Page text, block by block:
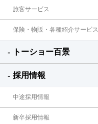
旅客サービス
保険・物販・各種紹介サービス
トーショー百景
採用情報
中途採用情報
新卒採用情報